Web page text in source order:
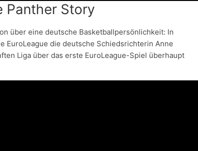
Panther Story
über eine deutsche Basketballpersönlichkeit: In
EuroLeague die deutsche Schiedsrichterin Anne
Liga über das erste EuroLeague-Spiel überhaupt